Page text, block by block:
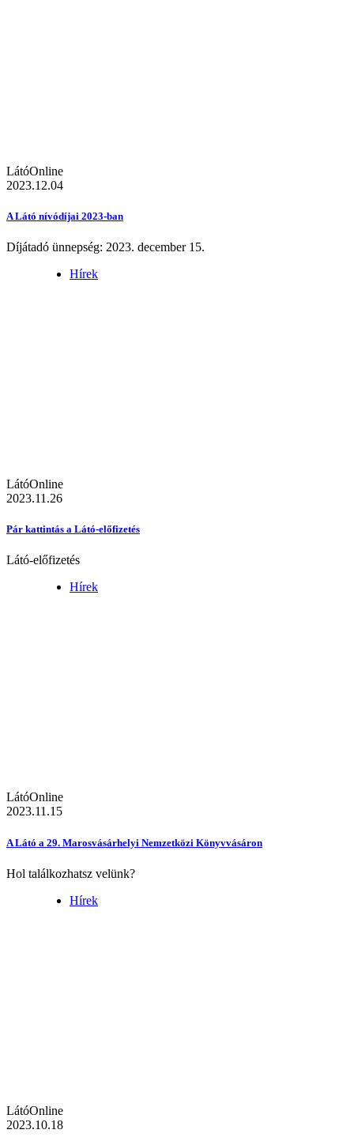
LátóOnline
2023.12.04
A Látó nívódíjai 2023-ban
Díjátadó ünnepség: 2023. december 15.
Hírek
LátóOnline
2023.11.26
Pár kattintás a Látó-előfizetés
Látó-előfizetés
Hírek
LátóOnline
2023.11.15
A Látó a 29. Marosvásárhelyi Nemzetközi Könyvvásáron
Hol találkozhatsz velünk?
Hírek
LátóOnline
2023.10.18